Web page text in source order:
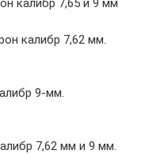
калибр 7,62 мм.
9-мм.
7,62 мм и 9 мм.